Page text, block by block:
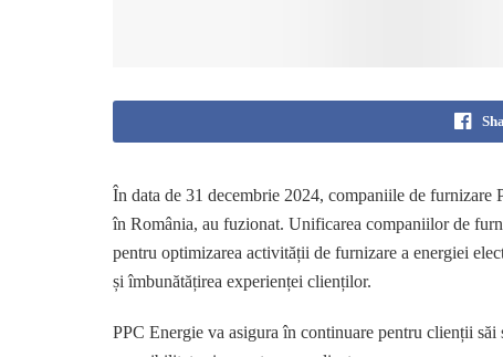
În data de 31 decembrie 2024, companiile de
în România, au fuzionat. Unificarea companiilor de
pentru optimizarea activității de furnizare a energiei
și îmbunătățirea experienței clienților.
PPC Energie va asigura în continuare pentru clienții